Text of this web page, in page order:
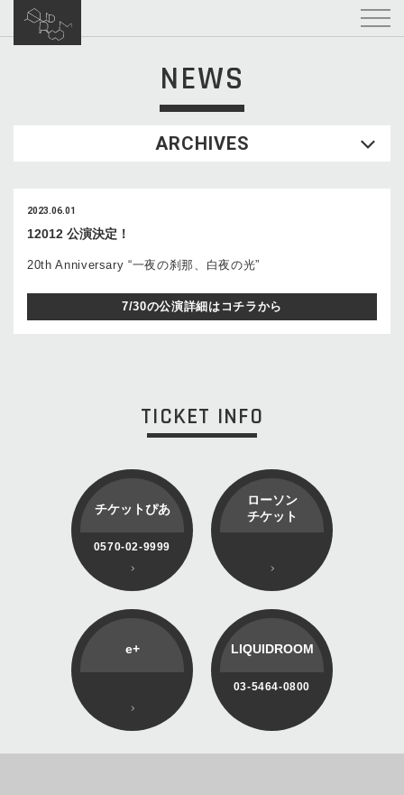
NEWS
ARCHIVES
2023.06.01
12012 公演決定！
20th Anniversary “一夜の刹那、白夜の光”
7/30の公演詳細はコチラから
TICKET INFO
チケットぴあ
0570-02-9999
ローソン
チケット
e+ LIQUIDROOM
03-5464-0800